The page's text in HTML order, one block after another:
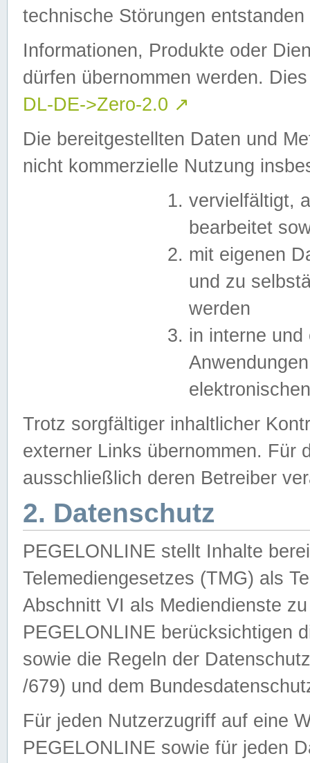
technische Störungen
Informationen, Produkte oder
dürfen übernommen werden.
DL-DE->Zero-2.0 ↗
Die bereitgestellten Daten und
nicht kommerzielle Nutzung
vervielfältigt,
bearbeitet
mit eigenen
und zu
werden
in interne
Trotz sorgfältiger inhaltlicher
externer Links übernommen. Für
ausschließlich deren Betreiber
2. Datenschutz
PEGELONLINE stellt Inhalte
Telemediengesetzes (TMG) als
Abschnitt VI als Mediendienste
PEGELONLINE berücksichtigen
sowie die Regeln der
/679) und dem
Für jeden Nutzerzugriff auf eine
PEGELONLINE sowie für jeden